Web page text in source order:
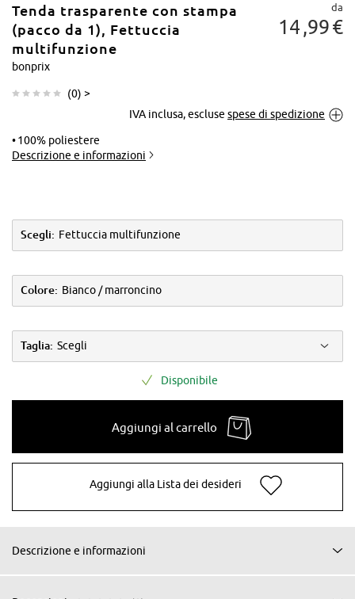
Tenda trasparente con stampa
(pacco da 1), Fettuccia
multifunzione
bonprix
(0) >
da
14 99€
IVA inclusa, escluse spese di spedizione
100% poliestere
Descrizione e informazioni
Scegli: Fettuccia multifunzione
Colore: Bianco / marroncino
Taglia: Scegli
Disponibile
Aggiungi al carrello
Aggiungi alla Lista dei desideri
Descrizione e informazioni